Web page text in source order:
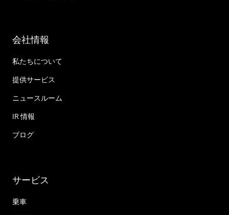
会社情報
私たちについて
提供サービス
ニュースルーム
IR 情報
ブログ
サービス
乗車